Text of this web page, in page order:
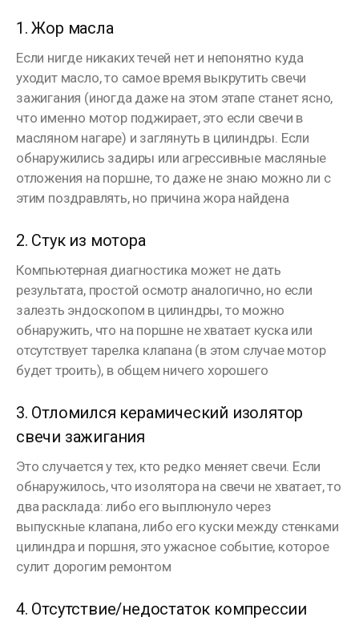
1. Жор масла
Если нигде никаких течей нет и непонятно куда
уходит масло, то самое время выкрутить свечи
зажигания (иногда даже на этом этапе станет ясно,
что именно мотор поджирает, это если свечи в
масляном нагаре) и заглянуть в цилиндры. Если
обнаружились задиры или агрессивные масляные
отложения на поршне, то даже не знаю можно ли с
этим поздравлять, но причина жора найдена
2. Стук из мотора
Компьютерная диагностика может не дать
результата, простой осмотр аналогично, но если
залезть эндоскопом в цилиндры, то можно
обнаружить, что на поршне не хватает куска или
отсутствует тарелка клапана (в этом случае мотор
будет троить), в общем ничего хорошего
3. Отломился керамический изолятор
свечи зажигания
Это случается у тех, кто редко меняет свечи. Если
обнаружилось, что изолятора на свечи не хватает, то
два расклада: либо его выплюнуло через
выпускные клапана, либо его куски между стенками
цилиндра и поршня, это ужасное событие, которое
сулит дорогим ремонтом
4. Отсутствие/недостаток компрессии